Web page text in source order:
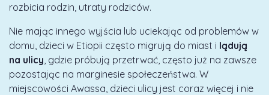
rozbicia rodzin, utraty rodziców.
Nie mając innego wyjścia lub uciekając od problemów w
domu, dzieci w Etiopii często migrują do miast i lądują
na ulicy , gdzie próbują przetrwać, często już na zawsze
pozostając na marginesie społeczeństwa. W
miejscowości Awassa, dzieci ulicy jest coraz więcej i nie